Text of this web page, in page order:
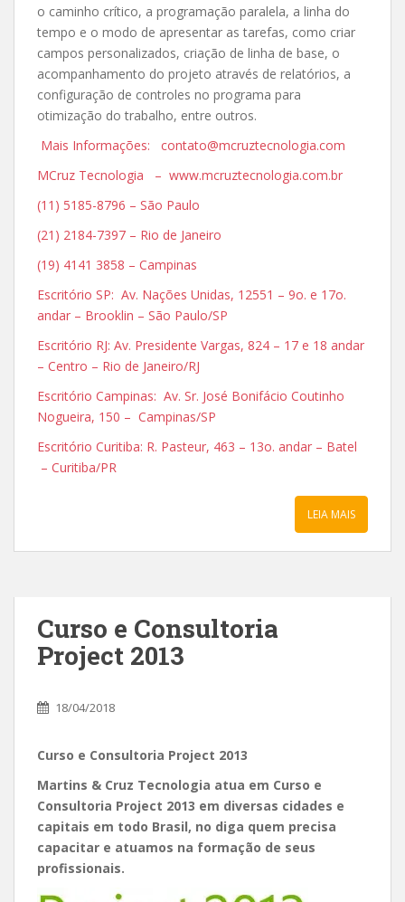
o caminho crítico, a programação paralela, a linha do
tempo e o modo de apresentar as tarefas, como criar
campos personalizados, criação de linha de base, o
acompanhamento do projeto através de relatórios, a
configuração de controles no programa para
otimização do trabalho, entre outros.
Mais Informações: contato@mcruztecnologia.com
MCruz Tecnologia – www.mcruztecnologia.com.br
(11) 5185-8796 – São Paulo
(21) 2184-7397 – Rio de Janeiro
(19) 4141 3858 – Campinas
Escritório SP: Av. Nações Unidas, 12551 – 9o. e 17o.
andar – Brooklin – São Paulo/SP
Escritório RJ: Av. Presidente Vargas, 824 – 17 e 18 andar
– Centro – Rio de Janeiro/RJ
Escritório Campinas: Av. Sr. José Bonifácio Coutinho
Nogueira, 150 – Campinas/SP
Escritório Curitiba: R. Pasteur, 463 – 13o. andar – Batel
– Curitiba/PR
LEIA MAIS
Curso e Consultoria
Project 2013
18/04/2018
Curso e Consultoria Project 2013
Martins & Cruz Tecnologia atua em Curso e
Consultoria Project 2013 em diversas cidades e
capitais em todo Brasil, no diga quem precisa
capacitar e atuamos na formação de seus
profissionais.